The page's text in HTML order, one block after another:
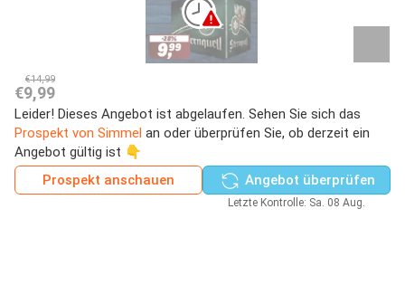
€14,99
€9,99
Leider! Dieses Angebot ist abgelaufen. Sehen Sie sich das
Prospekt von Simmel an oder überprüfen Sie, ob derzeit ein
Angebot gültig ist 👇
Prospekt anschauen
Angebot überprüfen
Letzte Kontrolle: Sa. 08 Aug.